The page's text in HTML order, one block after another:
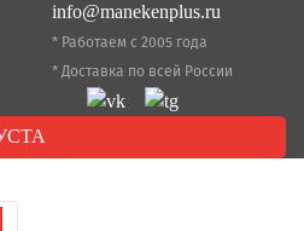
info@manekenplus.ru
* Работаем с 2005 года
* Доставка по всей России